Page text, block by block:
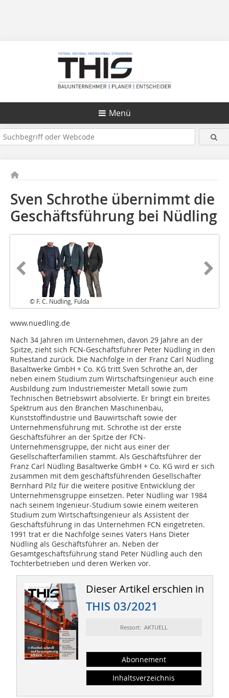
Menü
Sven Schrothe übernimmt die
Geschäftsführung bei Nüdling
© F. C. Nüdling, Fulda
www.nuedling.de
Nach 34 Jahren im Unternehmen, davon 29 Jahre an der
Spitze, zieht sich FCN-Geschäftsführer Peter Nüdling in den
Ruhestand zurück. Die Nachfolge in der Franz Carl Nüdling
Basaltwerke GmbH + Co. KG tritt Sven Schrothe an, der
neben einem Studium zum Wirtschaftsingenieur auch eine
Ausbildung zum Industriemeister Metall sowie zum
Technischen Betriebswirt absolvierte. Er bringt ein breites
Spektrum aus den Branchen Maschinenbau,
Kunststoffindustrie und Bauwirtschaft sowie der
Unternehmensführung mit. Schrothe ist der erste
Geschäftsführer an der Spitze der FCN-
Unternehmensgruppe, der nicht aus einer der
Gesellschafterfamilien stammt. Als Geschäftsführer der
Franz Carl Nüdling Basaltwerke GmbH + Co. KG wird er sich
zusammen mit dem geschäftsführenden Gesellschafter
Bernhard Pilz für die weitere positive Entwicklung der
Unternehmensgruppe einsetzen. Peter Nüdling war 1984
nach seinem Ingenieur-Studium sowie einem weiteren
Studium zum Wirtschaftsingenieur als Assistent der
Geschäftsführung in das Unternehmen FCN eingetreten.
1991 trat er die Nachfolge seines Vaters Hans Dieter
Nüdling als Geschäftsführer an. Neben der
Gesamtgeschäftsführung stand Peter Nüdling auch den
Tochterbetrieben und deren Werken vor.
Dieser Artikel erschien in
THIS 03/2021
Ressort: AKTUELL
Abonnement
Inhaltsverzeichnis